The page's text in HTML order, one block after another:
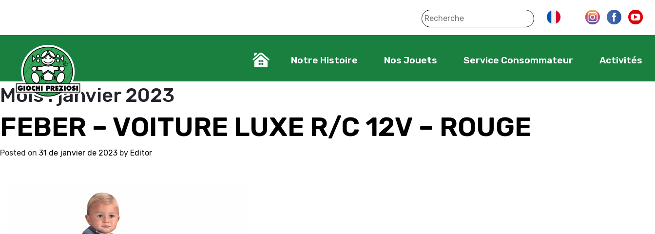
Notre Histoire Nos Jouets Service Consommateur Activités
Mois :janvier 2023
FEBER – VOITURE LUXE R/C 12V – ROUGE
Posted on 31 de janvier de 2023 by Editor